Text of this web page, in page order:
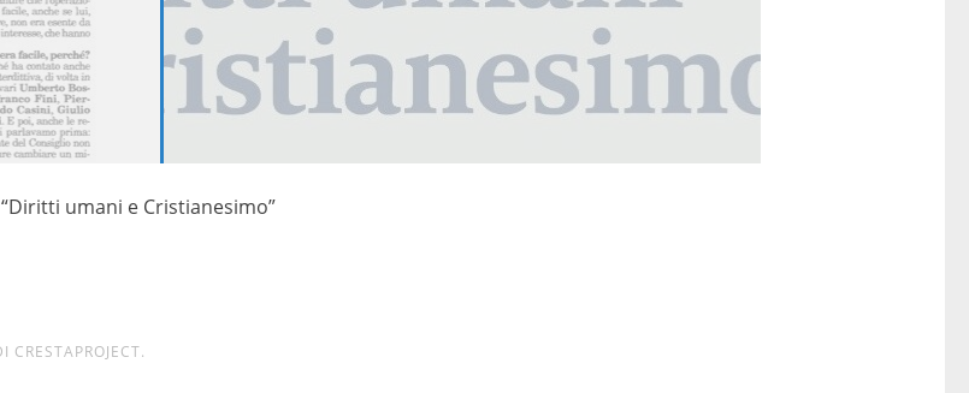
umani e Cristianesimo”
CRESTAPROJECT.